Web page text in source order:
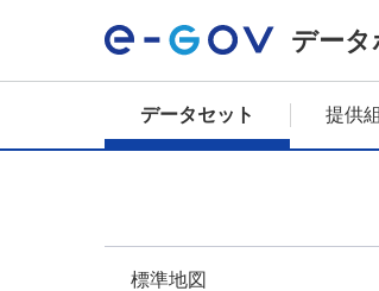
デー
データセット 提供
標準地図